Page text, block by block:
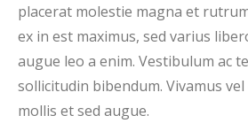
placerat molestie magna et
ex in est maximus, sed varius
augue leo a enim. Vestibulum ac
sollicitudin bibendum. Vivamus
mollis et sed augue.